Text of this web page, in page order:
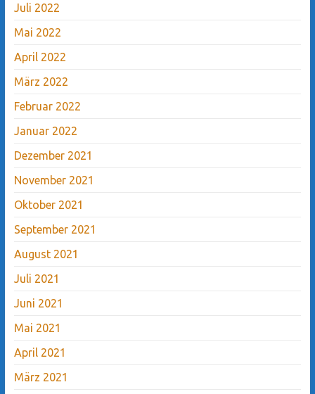
Juli 2022
Mai 2022
April 2022
März 2022
Februar 2022
Januar 2022
Dezember 2021
November 2021
Oktober 2021
September 2021
August 2021
Juli 2021
Juni 2021
Mai 2021
April 2021
März 2021